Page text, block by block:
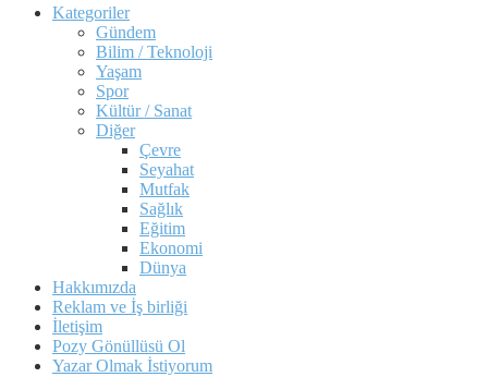
Kategoriler
Gündem
Bilim / Teknoloji
Yaşam
Spor
Kültür / Sanat
Diğer
Çevre
Seyahat
Mutfak
Sağlık
Eğitim
Ekonomi
Dünya
Hakkımızda
Reklam ve İş birliği
İletişim
Pozy Gönüllüsü Ol
Yazar Olmak İstiyorum